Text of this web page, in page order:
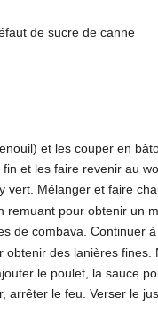
de sucre de canne
et les couper en
et les faire revenir au
Mélanger et faire
remuant pour obtenir un
de combava. Continuer
des lanières
le poulet, la sauce
arrêter le feu. Verser le